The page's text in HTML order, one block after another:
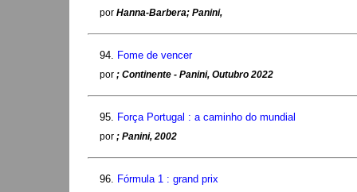
por Hanna-Barbera; Panini,
94. Fome de vencer
por ; Continente - Panini, Outubro 2022
95. Força Portugal : a caminho do mundial
por ; Panini, 2002
96. Fórmula 1 : grand prix